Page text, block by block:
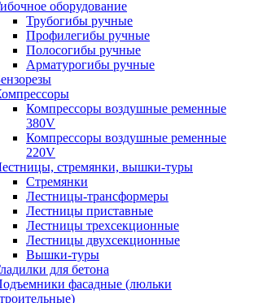
оборудование
Трубогибы ручные
Профилегибы ручные
Полосогибы ручные
Арматурогибы ручные
Компрессоры воздушные ременные
380V
Компрессоры воздушные ременные
220V
стремянки, вышки-туры
Стремянки
Лестницы-трансформеры
Лестницы приставные
Лестницы трехсекционные
Лестницы двухсекционные
Вышки-туры
для бетона
фасадные (люльки